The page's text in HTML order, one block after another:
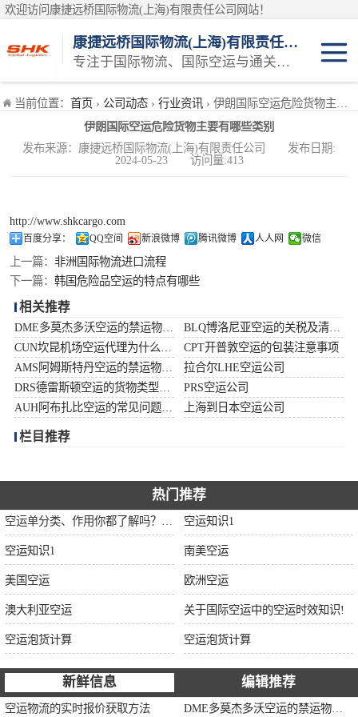
欢迎访问康捷远桥国际物流(上海)有限责任公司网站！
康捷远桥国际物流(上海)有限责任公司
专注于国际物流、国际空运与通关一体化一站式物流服务商
当前位置： 首页 › 公司动态 › 行业资讯 › 伊朗国际空运危险货物主要有哪些类别
伊朗国际空运危险货物主要有哪些类别
发布来源：康捷远桥国际物流(上海)有限责任公司 发布日期:
2024-05-23 访问量:413
http://www.shkcargo.com
百度分享： QQ空间 新浪微博 腾讯微博 人人网 微信
上一篇： 非洲国际物流进口流程
下一篇： 韩国危险品空运的特点有哪些
相关推荐
CPT开普敦空运的包装注意事项
拉合尔LHE空运公司
PRS空运公司
上海到日本空运公司
栏目推荐
热门推荐
空运知识1
空运知识1 南美空运
美国空运 欧洲空运
澳大利亚空运 关于国际空运中的空运时效知识!
空运泡货计算 空运泡货计算
新鲜信息 编辑推荐
空运物流的实时报价获取方法
日本空运
韩国空运
印度空运
巴基斯坦空运
澳大利亚空运
俄罗斯空运
加拿大空运
伊朗空运
中东空运
非洲空运
南美空运